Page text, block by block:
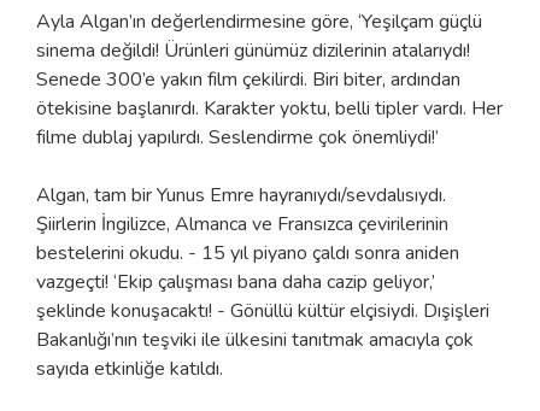
Ayla Algan’ın değerlendirmesine göre, ‘Yeşilçam güçlü
sinema değildi! Ürünleri günümüz dizilerinin atalarıydı!
Senede 300’e yakın film çekilirdi. Biri biter, ardından
ötekisine başlanırdı. Karakter yoktu, belli tipler vardı. Her
filme dublaj yapılırdı. Seslendirme çok önemliydi!’
Algan, tam bir Yunus Emre hayranıydı/sevdalısıydı.
Şiirlerin İngilizce, Almanca ve Fransızca çevirilerinin
bestelerini okudu. - 15 yıl piyano çaldı sonra aniden
vazgeçti! ‘Ekip çalışması bana daha cazip geliyor,’
şeklinde konuşacaktı! - Gönüllü kültür elçisiydi. Dışişleri
Bakanlığı’nın teşviki ile ülkesini tanıtmak amacıyla çok
sayıda etkinliğe katıldı.